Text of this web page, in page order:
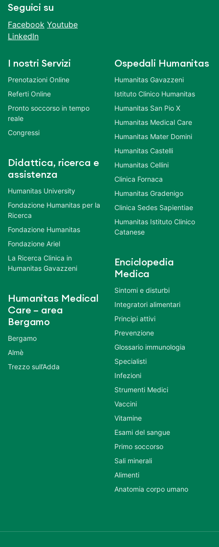
Seguici su
Facebook Youtube
LinkedIn
I nostri Servizi
Prenotazioni Online
Referti Online
Pronto soccorso in tempo
reale
Congressi
Didattica, ricerca e
assistenza
Humanitas University
Fondazione Humanitas per la
Ricerca
Fondazione Humanitas
Fondazione Ariel
La Ricerca Clinica in
Humanitas Gavazzeni
Humanitas Medical
Care – area
Bergamo
Bergamo
Almè
Trezzo sull’Adda
Ospedali Humanitas
Humanitas Gavazzeni
Istituto Clinico Humanitas
Humanitas San Pio X
Humanitas Medical Care
Humanitas Mater Domini
Humanitas Castelli
Humanitas Cellini
Clinica Fornaca
Humanitas Gradenigo
Clinica Sedes Sapientiae
Humanitas Istituto Clinico
Catanese
Enciclopedia
Medica
Sintomi e disturbi
Integratori alimentari
Principi attivi
Prevenzione
Glossario immunologia
Specialisti
Infezioni
Strumenti Medici
Vaccini
Vitamine
Esami del sangue
Primo soccorso
Sali minerali
Alimenti
Anatomia corpo umano